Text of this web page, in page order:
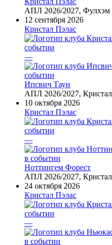
АПЛ 2026/2027,
12 сентября 2026
Кристал Пэлас
—
Ипсвич Таун
АПЛ 2026/2027,
10 октября 2026
Кристал Пэлас
—
Ноттингем Форест
АПЛ 2026/2027,
24 октября 2026
Кристал Пэлас
—